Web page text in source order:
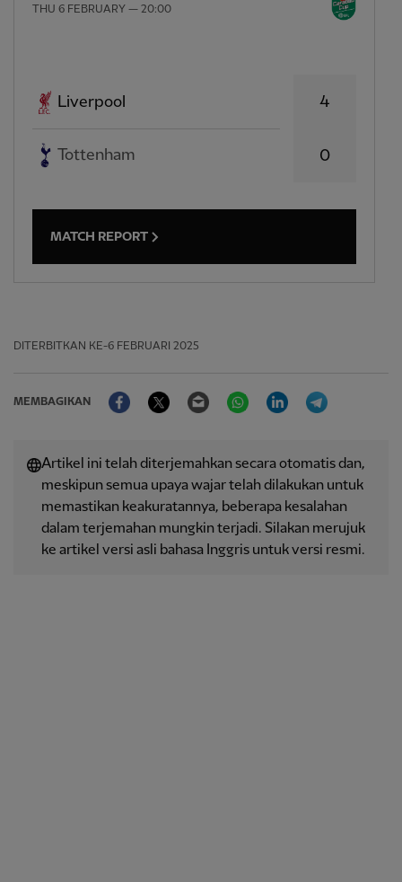
THU 6 FEBRUARY — 20:00
Liverpool
Tottenham
4
0
MATCH REPORT
DITERBITKAN KE-6 FEBRUARI 2025
MEMBAGIKAN
FacebookTwitter Email WhatsAppLinkedIn
Artikel ini telah diterjemahkan secara otomatis dan,
meskipun semua upaya wajar telah dilakukan untuk
memastikan keakuratannya, beberapa kesalahan
dalam terjemahan mungkin terjadi. Silakan merujuk
ke artikel versi asli bahasa Inggris untuk versi resmi.